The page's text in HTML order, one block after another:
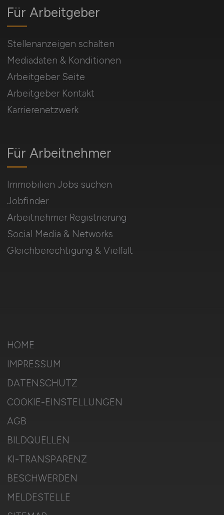
Für Arbeitnehmer
Immobilien Jobs suchen
Jobfinder
Arbeitnehmer Registrierung
Social Media & Networks
Gleichberechtigung & Vielfalt
Für Arbeitgeber
Stellenanzeigen schalten
Mediadaten & Konditionen
Arbeitgeber Seite
Arbeitgeber Kontakt
Karrierenetzwerk
HOME
IMPRESSUM
DATENSCHUTZ
COOKIE-EINSTELLUNGEN
AGB
BILDQUELLEN
KI-TRANSPARENZ
BESCHWERDEN
MELDESTELLE